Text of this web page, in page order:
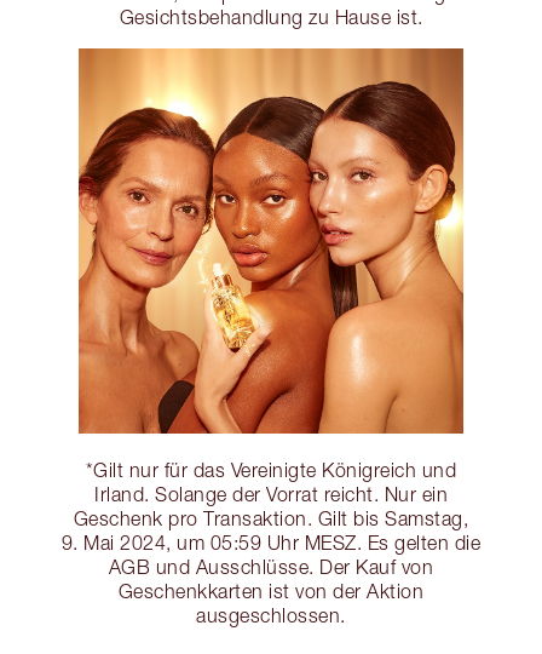
Gesichtsbehandlung zu Hause ist.
*Gilt nur für das Vereinigte Königreich und
Irland. Solange der Vorrat reicht. Nur ein
Geschenk pro Transaktion. Gilt bis Samstag,
9. Mai 2024, um 05:59 Uhr MESZ. Es gelten die
AGB und Ausschlüsse. Der Kauf von
Geschenkkarten ist von der Aktion
ausgeschlossen.